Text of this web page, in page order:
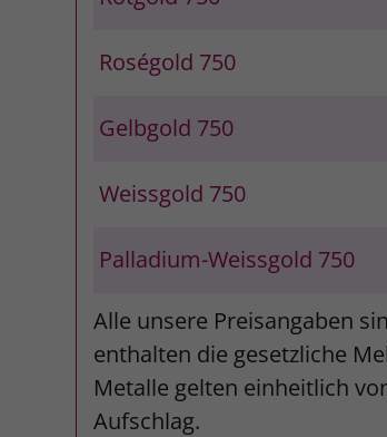
Roségold 750
Gelbgold 750
Weissgold 750
Palladium-Weissgold 750
Alle unsere Preisangaben
enthalten die gesetzliche
Metalle gelten einheitlich
Aufschlag.